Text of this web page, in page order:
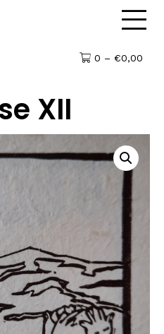
0 – €0,00
XII